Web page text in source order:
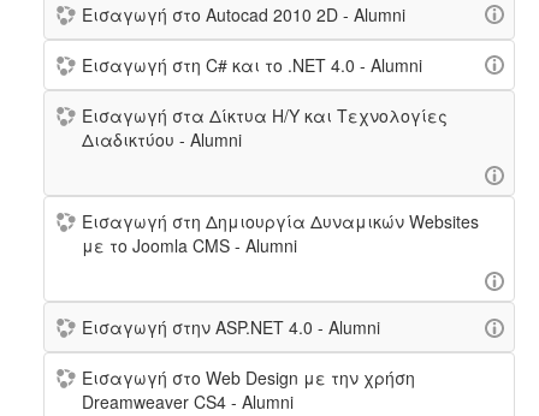
Εισαγωγή στο Autocad 2010 2D - Alumni
Εισαγωγή στη C# και το .NET 4.0 - Alumni
Εισαγωγή στα Δίκτυα Η/Υ και Τεχνολογίες
Διαδικτύου - Alumni
Εισαγωγή στη Δημιουργία Δυναμικών Websites
με τo Joomla CMS - Alumni
Εισαγωγή στην ASP.NET 4.0 - Alumni
Εισαγωγή στο Web Design με την χρήση
Dreamweaver CS4 - Alumni